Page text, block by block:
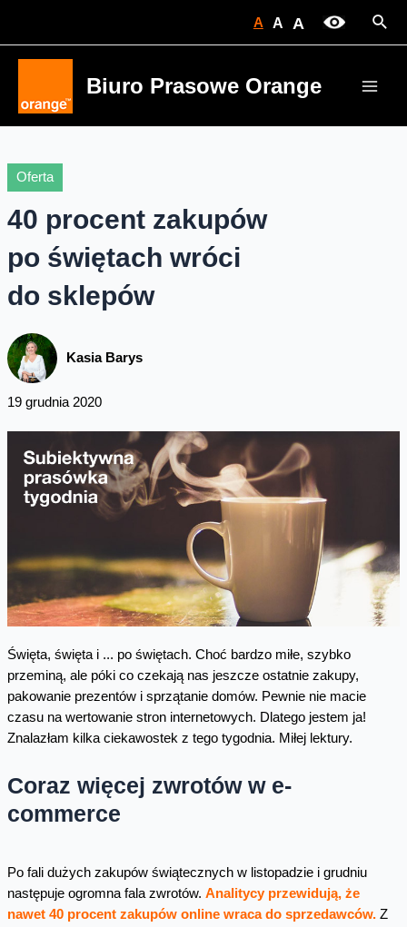
A A A
Biuro Prasowe Orange
Oferta
40 procent zakupów
po świętach wróci
do sklepów
Kasia Barys
19 grudnia 2020
Święta, święta i ... po świętach. Choć bardzo miłe, szybko
przeminą, ale póki co czekają nas jeszcze ostatnie zakupy,
pakowanie prezentów i sprzątanie domów. Pewnie nie macie
czasu na wertowanie stron internetowych. Dlatego jestem ja!
Znalazłam kilka ciekawostek z tego tygodnia. Miłej lektury.
Coraz więcej zwrotów w e-
commerce
Po fali dużych zakupów świątecznych w listopadzie i grudniu
następuje ogromna fala zwrotów. Analitycy przewidują, że
nawet 40 procent zakupów online wraca do sprzedawców.Z